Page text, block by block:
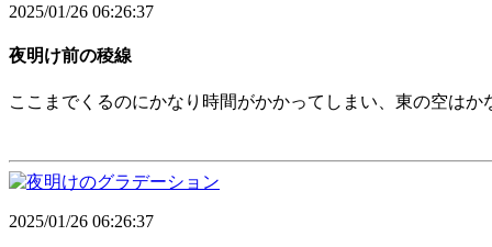
2025/01/26 06:26:37
夜明け前の稜線
ここまでくるのにかなり時間がかかってしまい、東の空は
2025/01/26 06:26:37